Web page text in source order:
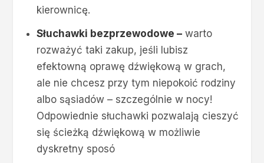
kierownicę.
Słuchawki bezprzewodowe –warto
rozważyć taki zakup, jeśli lubisz
efektowną oprawę dźwiękową w grach,
ale nie chcesz przy tym niepokoić rodziny
albo sąsiadów – szczególnie w nocy!
Odpowiednie słuchawki pozwalają cieszyć
się ścieżką dźwiękową w możliwie
dyskretny sposó